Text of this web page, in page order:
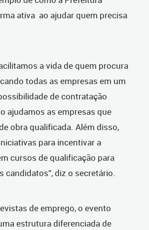
ativa ao ajudar quem precisa
a vida de quem procura
todas as empresas em um
de contratação
ajudamos as empresas que
obra qualificada. Além disso,
para incentivar a
cursos de qualificação para
candidatos”, diz o secretário.
de emprego, o evento
estrutura diferenciada de